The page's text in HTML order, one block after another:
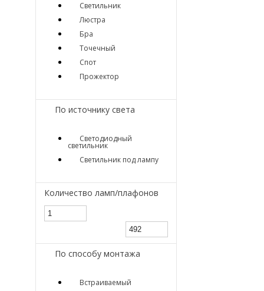
Светильник
Люстра
Бра
Точечный
Спот
Прожектор
По источнику света
Светодиодный
светильник
Светильник под лампу
Количество ламп/плафонов
По способу монтажа
Встраиваемый